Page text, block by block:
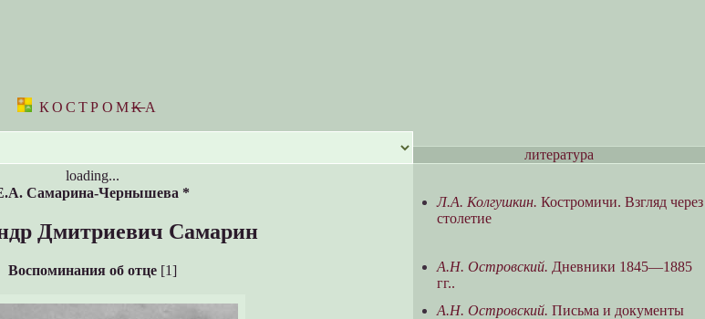
КОСТРОМKА
loading...
Самарина-Чернышева *
Дмитриевич Самарин
Воспоминания об отце[1]
литература
Л.А. Колгушкин. Костромичи. Взгляд через
столетие
А.Н. Островский. Дневники 1845—1885
гг..
А.Н. Островский. Письма и документы